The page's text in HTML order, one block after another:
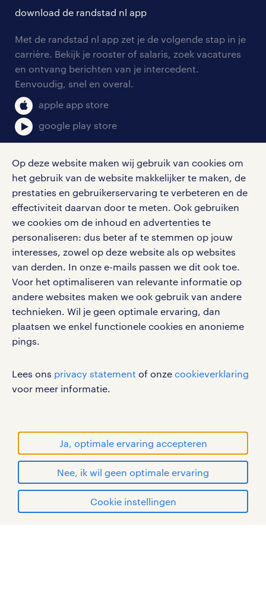
Op deze website maken wij gebruik van cookies om
het gebruik van de website makkelijker te maken, de
prestaties en gebruikerservaring te verbeteren en de
effectiviteit daarvan door te meten. Ook gebruiken
we cookies om de inhoud en advertenties te
personaliseren: dus beter af te stemmen op jouw
interesses, zowel op deze website als op websites
van derden. In onze e-mails passen we dit ook toe.
Voor het optimaliseren van relevante informatie op
andere websites maken we ook gebruik van andere
technieken. Wil je geen optimale ervaring, dan
plaatsen we enkel functionele cookies en anonieme
pings.
Lees ons privacy statement of onze cookieverklaring
voor meer informatie.
Ja, optimale ervaring accepteren
Nee, ik wil geen optimale ervaring
Cookie instellingen
tarieven
personeel gezocht
aanmelden nieuwsbrief
solliciteren
blogs en artikelen
salarischecker
bruto-netto calculator
onze vestigingen
pers
klachten en misstanden
download de randstad nl app
Met de randstad nl app zet je de volgende stap in je
carrière. Bekijk je rooster of salaris, zoek vacatures
en ontvang berichten van je intercedent.
Eenvoudig, snel en overal.
apple app store
google play store
social media
Volg ons voor de leukste content omtrent
vacatures, solliciteren en inspiratie.
werken bij randstad
gebruikersvoorwaarden
privacystatement
cookies
handelsmerken van Randstad N.V.
© Randstad 2026